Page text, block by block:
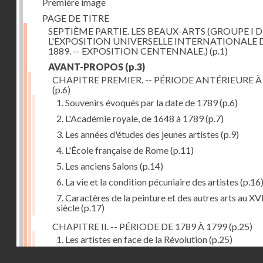
PAGE DE TITRE
SEPTIÈME PARTIE. LES BEAUX-ARTS (GROUPE I
L'EXPOSITION UNIVERSELLE INTERNATIONALE
1889. -- EXPOSITION CENTENNALE.) (p.1)
AVANT-PROPOS (p.3)
CHAPITRE PREMIER. -- PÉRIODE ANTÉRIEURE
(p.6)
1. Souvenirs évoqués par la date de 1789(p.6)
2. L'Académie royale, de 1648 à 1789(p.7)
3. Les années d'études des jeunes artistes (p.9)
4. L'École française de Rome(p.11)
5. Les anciens Salons (p.14)
6. La vie et la condition pécuniaire des artistes (p.16)
7. Caractères de la peinture et des autres arts au
siècle(p.17)
CHAPITRE II. -- PÉRIODE DE 1789 À 1799(p.25)
1. Les artistes en face de la Révolution(p.25)